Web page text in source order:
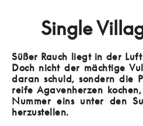
Single
Süßer Rauch liegt in der
Doch nicht der mächtige
daran schuld, sondern die
reife Agavenherzen
Nummer eins unter den
herzustellen.